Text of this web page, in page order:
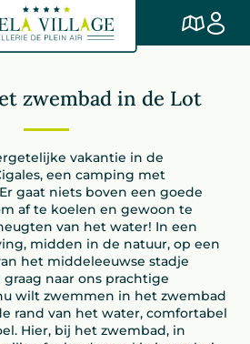
zwembad in de Lot
vakantie in de
een camping met
gaat niets boven een goede
af te koelen en gewoon te
van het water! In een
midden in de natuur, op een
het middeleeuwse stadje
naar ons prachtige
wilt zwemmen in het zwembad
rand van het water, comfortabel
Hier, bij het zwembad, in